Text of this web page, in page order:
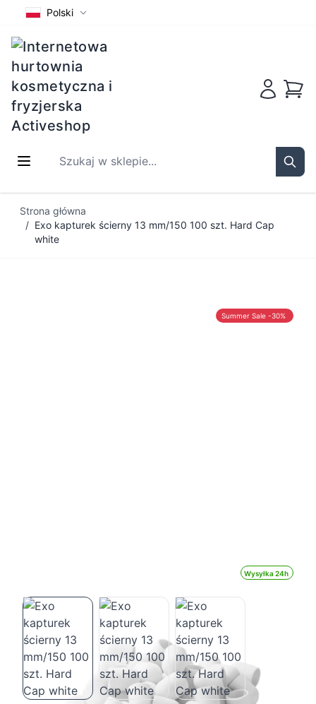
Polski
Szukaj w sklepie...
Strona główna
/ Exo kapturek ścierny 13 mm/150 100 szt. Hard Cap
white
Wysyłka 24h
Summer Sale -30%